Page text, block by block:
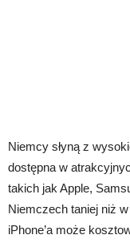
Niemcy słyną z
dostępna w
takich jak Apple,
Niemczech taniej niż
iPhone’a może